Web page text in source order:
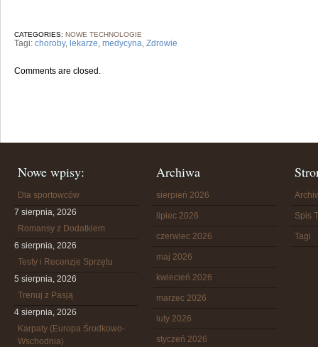
CATEGORIES: NOWE TECHNOLOGIE
Tagi: choroby, lekarze, medycyna, Zdrowie
Comments are closed.
Nowe wpisy:
Dla sportowców
7 sierpnia, 2026
Romansy z Dodatkiem
6 sierpnia, 2026
Testy i Recenzje Sprzętu
5 sierpnia, 2026
Trenuj z Pasją
4 sierpnia, 2026
Karpaty (Europa Środkowo-
Wschodnia)
Archiwa
sierpień 2026
lipiec 2026
czerwiec 2026
maj 2026
kwiecień 2026
marzec 2026
luty 2026
styczeń 2026
Spis
Tagi